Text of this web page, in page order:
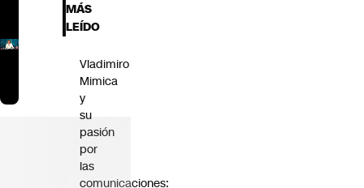
MÁS
LEÍDO
Vladimiro
Mimica
y
su
pasión
por
las
comunicaciones: